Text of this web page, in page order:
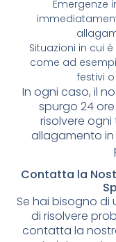
Emergenze
Situazioni in cui
come ad
festivi
In ogni caso, il
spurgo 24
risolvere
allagamento
Contatta la
Se hai bisogno
di risolvere
contatta la